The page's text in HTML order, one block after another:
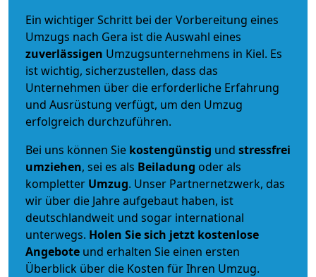
Ein wichtiger Schritt bei der Vorbereitung eines
Umzugs nach Gera ist die Auswahl eines
zuverlässigen Umzugsunternehmens in Kiel. Es
ist wichtig, sicherzustellen, dass das
Unternehmen über die erforderliche Erfahrung
und Ausrüstung verfügt, um den Umzug
erfolgreich durchzuführen.
Bei uns können Sie kostengünstig und stressfrei
umziehen, sei es als Beiladung oder als
kompletter Umzug. Unser Partnernetzwerk, das
wir über die Jahre aufgebaut haben, ist
deutschlandweit und sogar international
unterwegs. Holen Sie sich jetzt kostenlose
Angebote und erhalten Sie einen ersten
Überblick über die Kosten für Ihren Umzug.